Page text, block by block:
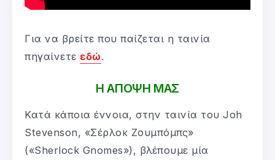
Για να βρείτε που παίζεται η ταινία
πηγαίνετε εδώ.
Η ΑΠΟΨΗ ΜΑΣ
Κατά κάποια έννοια, στην ταινία του Joh
Stevenson, «Σέρλοκ Ζουμπόμπς»
(«Sherlock Gnomes»), βλέπουμε μία